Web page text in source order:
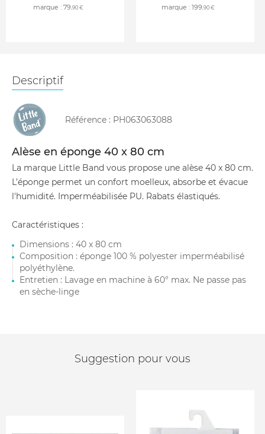
marque : 79,90 €
marque : 199,90 €
Descriptif
Référence : PH063063088
Alèse en éponge 40 x 80 cm
La marque Little Band vous propose une alèse 40 x 80 cm.
L’éponge permet un confort moelleux, absorbe et évacue
l'humidité. Imperméabilisée PU. Rabats élastiqués.
Caractéristiques :
Dimensions : 40 x 80 cm
Composition : éponge 100 % polyester imperméabilisé
polyéthylène.
Entretien : Lavage en machine à 60° max. Ne passe pas
en sèche-linge
Suggestion pour vous